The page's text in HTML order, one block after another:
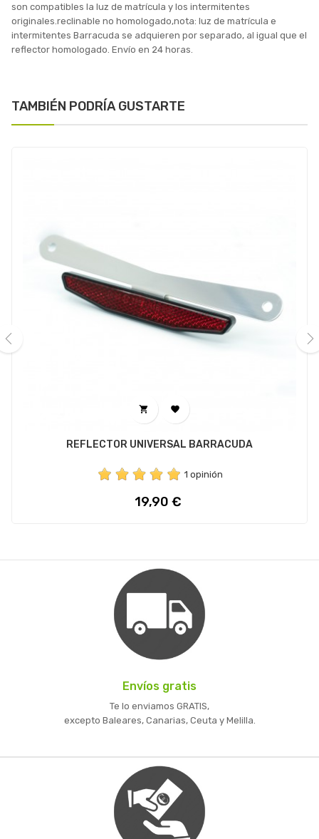
son compatibles la luz de matrícula y los intermitentes
originales.reclinable no homologado,nota: luz de matrícula e
intermitentes Barracuda se adquieren por separado, al igual que el
reflector homologado. Envío en 24 horas.
TAMBIÉN PODRÍA GUSTARTE
 
REFLECTOR UNIVERSAL BARRACUDA
1 opinión
Precio
19,90 €
Envíos gratis
Te lo enviamos GRATIS,
excepto Baleares, Canarias, Ceuta y Melilla.